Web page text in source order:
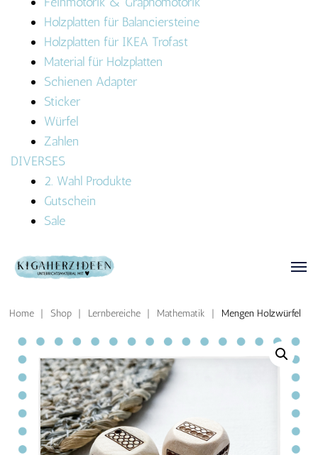
Holzplatten für Balanciersteine
Holzplatten für IKEA Trofast
Material für Holzplatten
Schienen Adapter
Sticker
Würfel
Zahlen
DIVERSES
2. Wahl Produkte
Gutschein
Sale
Home | Shop | Lernbereiche | Mathematik | Mengen Holzwürfel